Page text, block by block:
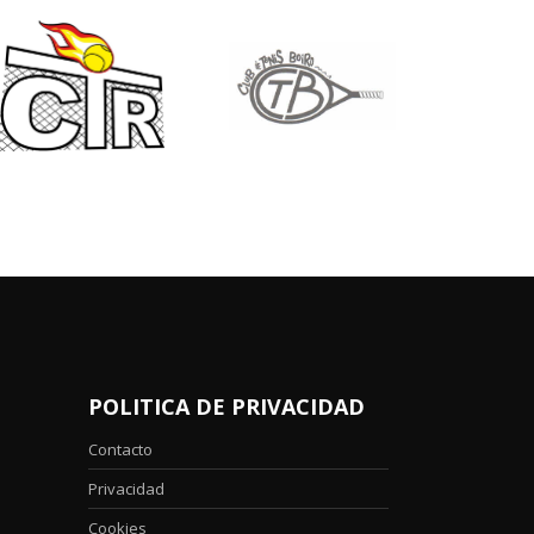
POLITICA DE PRIVACIDAD
Contacto
Privacidad
Cookies